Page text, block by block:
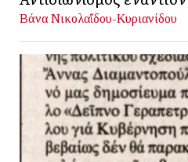
Βάνα Νικολαΐδου-Κυριανίδου